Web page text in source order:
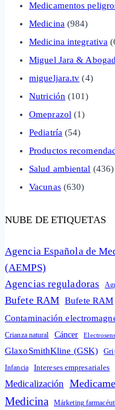
Medicamentos
Medicina(984)
Medicina integrativa
Miguel Jara &
migueljara.tv (4)
Nutrición(101)
Omeprazol(1)
Pediatría(54)
Productos
Salud ambiental (436)
Vacunas(630)
NUBE DE ETIQUETAS
Agencia Española de
(AEMPS)
Agencias reguladoras
Bufete RAM Bufete RAM
Contaminación
Crianza natural Cáncer
GlaxoSmithKline (GSK)
Infancia Intereses empresariales
Medicalización
Medicina Márketing